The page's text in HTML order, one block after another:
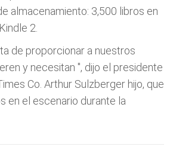
almacenamiento: 3,500 libros en
2.
de proporcionar a nuestros
y necesitan ", dijo el presidente
Co. Arthur Sulzberger hijo, que
en el escenario durante la